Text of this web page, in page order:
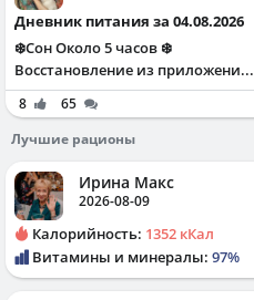
Дневник питания за 04.08.2026
❄️Сон Около 5 часов ❄️
Восстановление из приложени...
8
65
Лучшие рационы
Ирина Макс
2026-08-09
Калорийность: 1352 кКал
Витамины и минералы: 97%